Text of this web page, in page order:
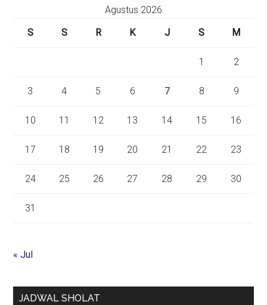
Agustus 2026
S
S R K J S M
1 2
3 4 5 6 7 8 9
10 11 12 13 14 15 16
17 18 19 20 21 22 23
24 25 26 27 28 29 30
31
« Jul
JADWAL SHOLAT